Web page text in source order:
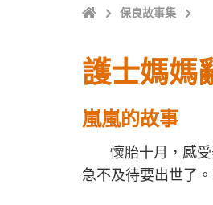
主
保良故事集
護士媽媽
嵐嵐的故事
懷胎十月，感受
急不及待要出世了